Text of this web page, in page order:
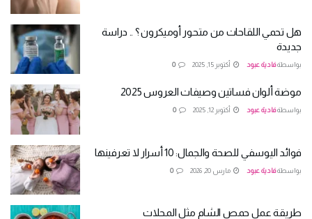
هل تحمي اللقاحات من متحور أوميكرون ؟ .. دراسة
جديدة
بواسطةفادية عبود أكتوبر 15, 2025 0
موضة ألوان فساتين وصيفات العروس 2025
بواسطةفادية عبود أكتوبر 12, 2025 0
فوائد اليوسفي للصحة والجمال: 10 أسرار لا تعرفينها
بواسطةفادية عبود مارس 20, 2026 0
طريقة عمل حمص الشام مثل المحلات